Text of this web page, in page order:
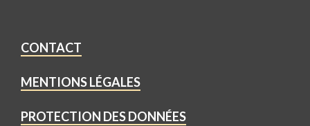
CONTACT
MENTIONS LÉGALES
PROTECTION DES DONNÉES